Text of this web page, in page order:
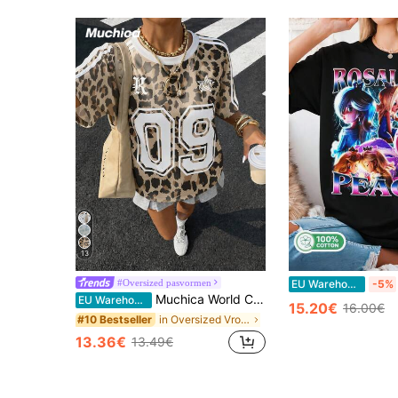
13
#Oversized pasvormen
EU Warehouse Muchica World Cup Jersey Retro Luipaardprint Color Block Gestreepte Nummer Badge Jersey Dames Meerkleurige Gestreepte Gebreide Overseas Patroon T-shirt, Retro, Collegiate, Klassiek, Mode, Jeugdig en Street Style. Glad en Comfortabel Stof, Ideale Keuze voor Match Day. 2026 World Cup Sportmode Match Day Voetbal Street Style Jersey
#10 Bestseller in Oversized Vrouwen T-shirts
13.36€ 13.49€
EU Warehouse -5%
15.20€ 16.00€